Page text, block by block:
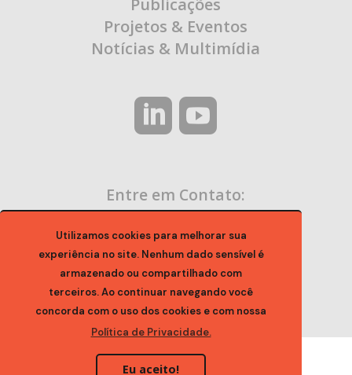
Utilizamos cookies para melhorar sua
experiência no site. Nenhum dado sensível é
armazenado ou compartilhado com
terceiros. Ao continuar navegando você
concorda com o uso dos cookies e com nossa
Política de Privacidade.
Eu aceito!
Publicações
Projetos & Eventos
Notícias & Multimídia
Entre em Contato: